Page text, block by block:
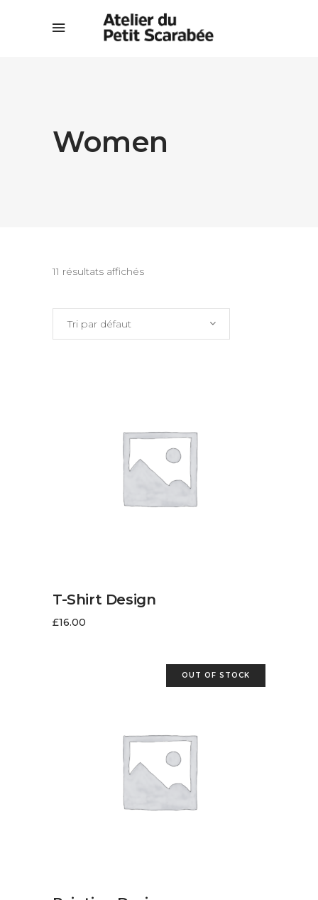
Women
11 résultats affichés
Tri par défaut
AJOUTER AU PANIER
T-Shirt Design
£16.00
OUT OF STOCK
LIRE LA SUITE